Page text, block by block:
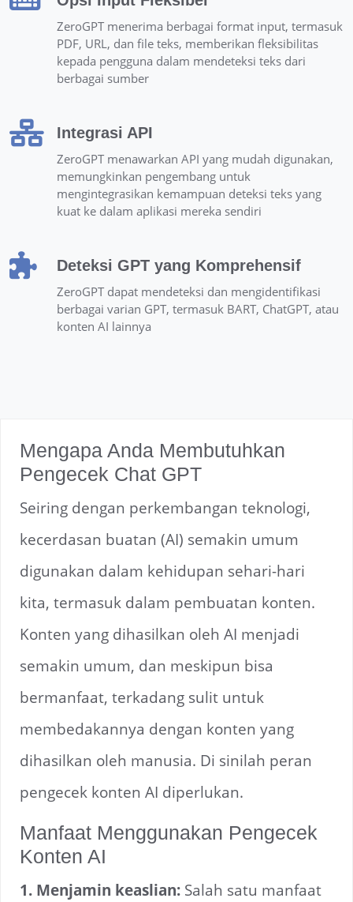
ZeroGPT menerima berbagai format input, termasuk
PDF, URL, dan file teks, memberikan fleksibilitas
kepada pengguna dalam mendeteksi teks dari
berbagai sumber
Integrasi API
ZeroGPT menawarkan API yang mudah digunakan,
memungkinkan pengembang untuk
mengintegrasikan kemampuan deteksi teks yang
kuat ke dalam aplikasi mereka sendiri
Deteksi GPT yang Komprehensif
ZeroGPT dapat mendeteksi dan mengidentifikasi
berbagai varian GPT, termasuk BART, ChatGPT, atau
konten AI lainnya
Mengapa Anda Membutuhkan
Pengecek Chat GPT
Seiring dengan perkembangan teknologi,
kecerdasan buatan (AI) semakin umum
digunakan dalam kehidupan sehari-hari
kita, termasuk dalam pembuatan konten.
Konten yang dihasilkan oleh AI menjadi
semakin umum, dan meskipun bisa
bermanfaat, terkadang sulit untuk
membedakannya dengan konten yang
dihasilkan oleh manusia. Di sinilah peran
pengecek konten AI diperlukan.
Manfaat Menggunakan Pengecek
Konten AI
1. Menjamin keaslian: Salah satu manfaat